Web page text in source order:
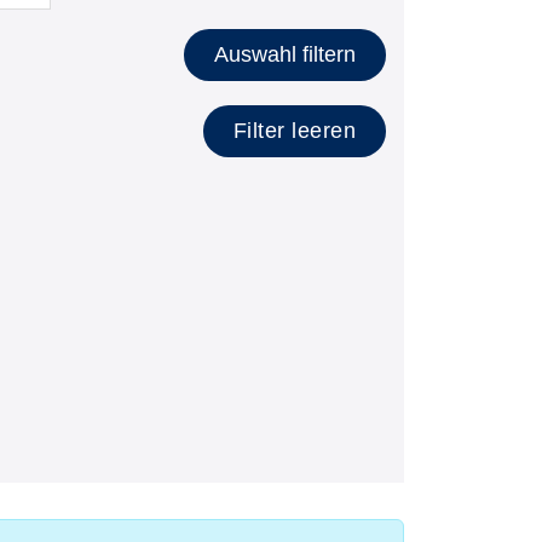
anzeigen Auswahl filtern
Filter leeren